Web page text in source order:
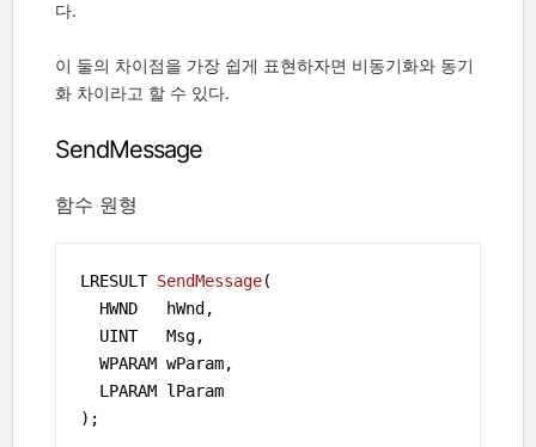
다.
이 둘의 차이점을 가장 쉽게 표현하자면 비동기화와 동기
화 차이라고 할 수 있다.
SendMessage
함수 원형
LRESULT SendMessage(
  HWND   hWnd,
  UINT   Msg,
  WPARAM wParam,
  LPARAM lParam
) ;